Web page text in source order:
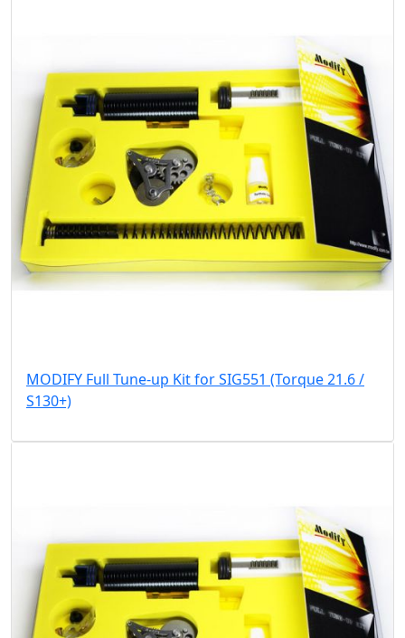
MODIFY Full Tune-up Kit for SIG551 (Torque 21.6 /
S130+)